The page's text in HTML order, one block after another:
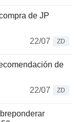
de JP
22/07
ZD
de
22/07
ZD